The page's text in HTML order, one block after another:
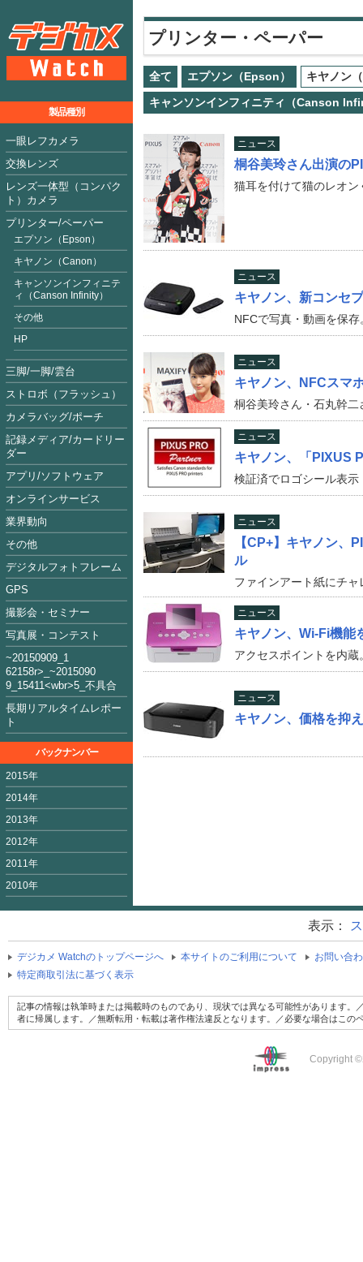
プリンター・ペーパー
全て エプソン（Epson）
キヤノン
キャンソンインフィニティ（Canson
ニュース
桐谷美玲さん出演の
猫耳を付けて猫のレオン
ニュース
キヤノン、新コンセ
NFCで写真・動画を保
ニュース
キヤノン、NFCスマ
桐谷美玲さん・石丸幹二
ニュース
キヤノン、「PIXUS
検証済でロゴシール表示
ニュース
【CP+】キヤノン、
ル
ファインアート紙にチ
ニュース
キヤノン、Wi-Fi機能
アクセスポイントを内蔵
ニュース
キヤノン、価格を抑
製品種別
一眼レフカメラ
交換レンズ
レンズ一体型（コンパク
ト）カメラ
プリンター/ペーパー
エプソン（Epson）
キヤノン（Canon）
キャンソンインフィニテ
ィ（Canson Infinity）
その他
HP
三脚/一脚/雲台
ストロボ（フラッシュ）
カメラバッグ/ポーチ
記録メディア/カードリー
ダー
アプリ/ソフトウェア
オンラインサービス
業界動向
その他
デジタルフォトフレーム
GPS
撮影会・セミナー
写真展・コンテスト
~20150909_1
62158r>_~2015090
9_15411<wbr>5_不具合
長期リアルタイムレポー
ト
バックナンバー
2015年
2014年
2013年
2012年
2011年
2010年
表示：
デジカメ Watchのトップページへ 本サイトのご利用について
お問い合
特定商取引法に基づく表示
記事の情報は執筆時または掲載時のものであり、現状では異なる可能性があります
者に帰属します。／無断転用・転載は著作権法違反となります。／必要な場合はこ
Copyright